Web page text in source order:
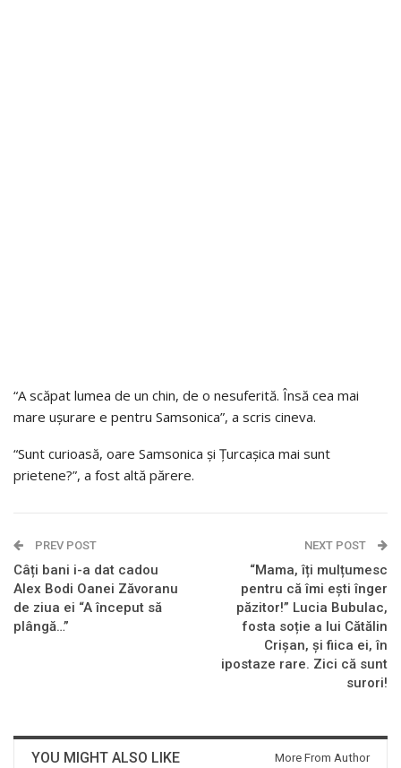
“A scăpat lumea de un chin, de o nesuferită. Însă cea mai
mare ușurare e pentru Samsonica”, a scris cineva.
“Sunt curioasă, oare Samsonica și Țurcașica mai sunt
prietene?”, a fost altă părere.
PREV POST
Câți bani i-a dat cadou
Alex Bodi Oanei Zăvoranu
de ziua ei “A început să
plângă…”
NEXT POST
“Mama, îți mulțumesc
pentru că îmi ești înger
păzitor!” Lucia Bubulac,
fosta soție a lui Cătălin
Crișan, și fiica ei, în
ipostaze rare. Zici că sunt
surori!
YOU MIGHT ALSO LIKE More From Author